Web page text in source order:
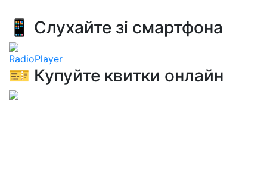
📱 Слухайте зі смартфона
RadioPlayer
🎫 Купуйте квитки онлайн